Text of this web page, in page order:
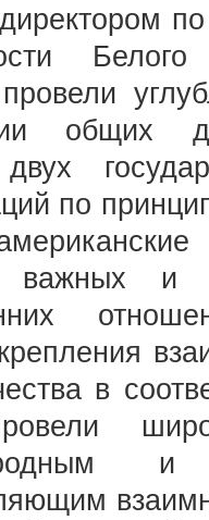
общих
двух
по
важных и
в
и